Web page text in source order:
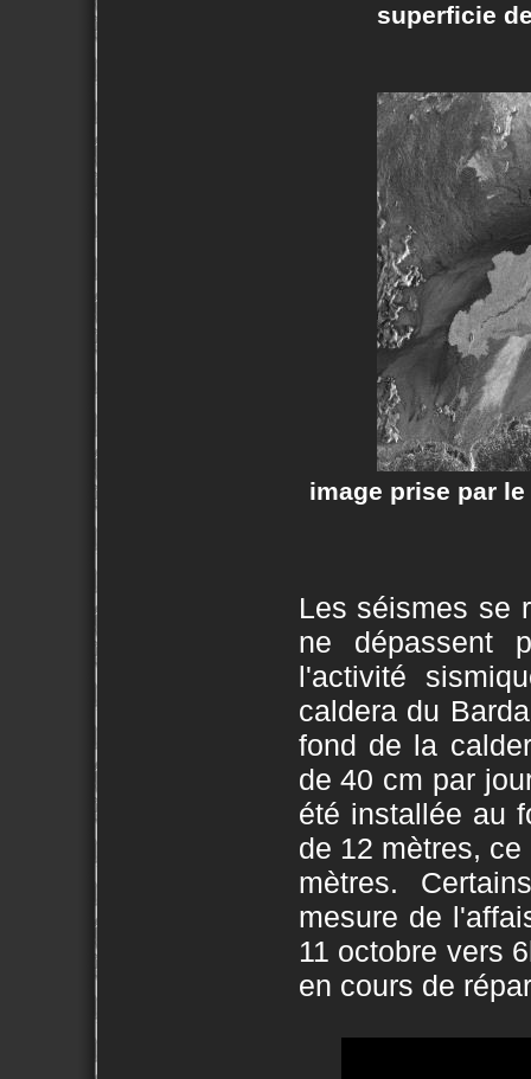
superficie
image prise par
Les séismes se
ne dépassent
l'activité
caldera du
fond de la
de 40 cm par
été installée au
de 12 mètres,
mètres.
mesure de
11 octobre vers
en cours de